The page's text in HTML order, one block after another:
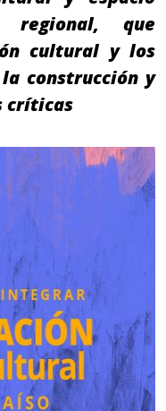
regional, que
cultural y los
construcción y
críticas